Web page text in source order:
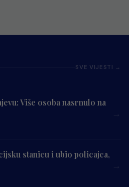
SVE VIJESTI →
Više osoba nasrnulo na
→
stanicu i ubio policajca,
→